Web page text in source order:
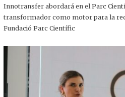
,
0
2
Innotransfer abordará en el Parc
transformador como motor para la
Fundació Parc Científic